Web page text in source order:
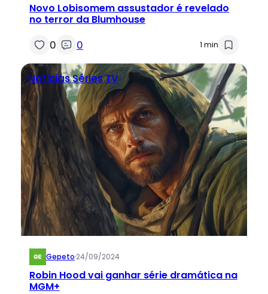
Novo Lobisomem assustador é revelado
no terror da Blumhouse
0 0 1 min
NotíciasSériesTV
Gepeto·24/09/2024
Robin Hood vai ganhar série dramática na
MGM+